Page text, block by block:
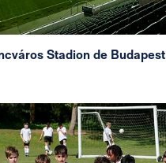
Stadion de Budapest